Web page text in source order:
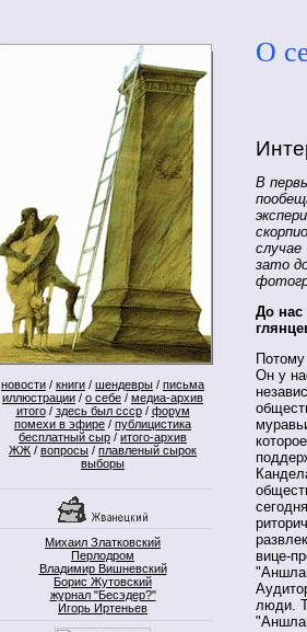
новости / книги / шендевры / письма
иллюстрации / о себе / медиа-архив
итого/ здесь был ссср/ форум
помехи в эфире / публицистика
бесплатный сыр / итого-архив
ЖЖ / вопросы / плавленый сырок
выборы
Михаил Златковский
Перлодром
Владимир Вишневский
Борис Жутовский
журнал "Бесэдер?"
Игорь Иртеньев
О
В
зато
До нас
Он у
вице-
люди.